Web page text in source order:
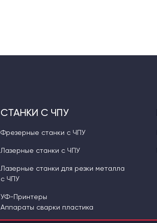
СТАНКИ С ЧПУ
Фрезерные станки с ЧПУ
Лазерные станки с ЧПУ
Лазерные станки для резки металла
с ЧПУ
УФ-Принтеры
Аппараты сварки пластика